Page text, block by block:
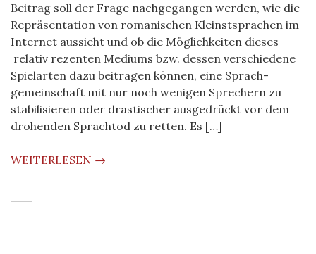
Beitrag soll der Frage nachgegangen werden, wie die
Repräsentation von romanischen Kleinstsprachen im
Internet aussieht und ob die Möglichkeiten dieses
relativ rezenten Mediums bzw. dessen verschiedene
Spielarten dazu beitragen können, eine Sprach­
gemeinschaft mit nur noch wenigen Sprechern zu
stabilisieren oder drastischer ausgedrückt vor dem
drohenden Sprachtod zu retten. Es […]
WEITERLESEN →